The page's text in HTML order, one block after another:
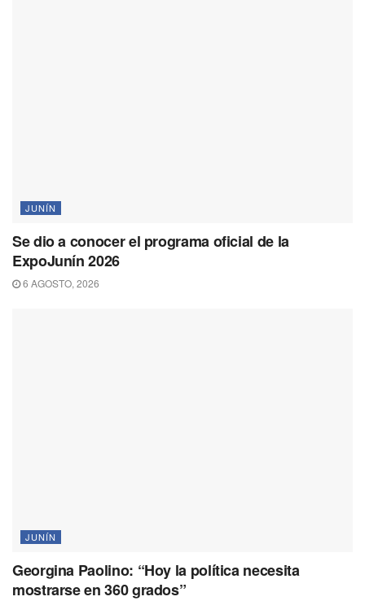
JUNÍN
Se dio a conocer el programa oficial de la
ExpoJunín 2026
6 AGOSTO, 2026
JUNÍN
Georgina Paolino: “Hoy la política necesita
mostrarse en 360 grados”